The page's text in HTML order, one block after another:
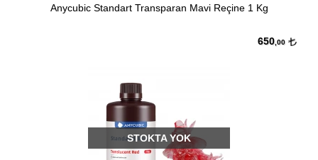
Anycubic Standart Transparan Mavi Reçine 1 Kg
650 ,00
STOKTA YOK